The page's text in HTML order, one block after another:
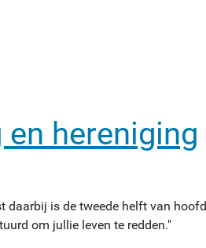
hereniging
daarbij is de tweede helft van
om jullie leven te redden."